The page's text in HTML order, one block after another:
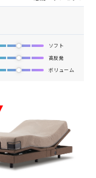
ソフト
高反発
ボリューム